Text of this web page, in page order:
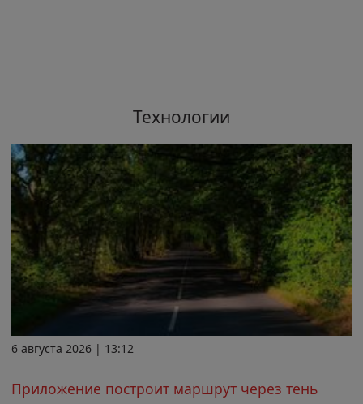
Технологии
6 августа 2026 | 13:12
Приложение построит маршрут через тень